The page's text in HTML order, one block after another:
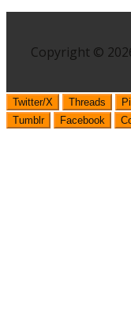
Copyright ©
Twitter/X Threads
Tumblr
Facebook